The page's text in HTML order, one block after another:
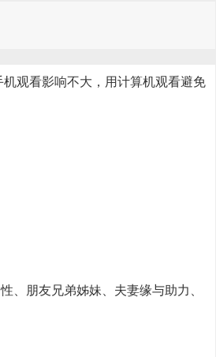
观看影响不大，用计算机观看避免
朋友兄弟姊妹、夫妻缘与助力、